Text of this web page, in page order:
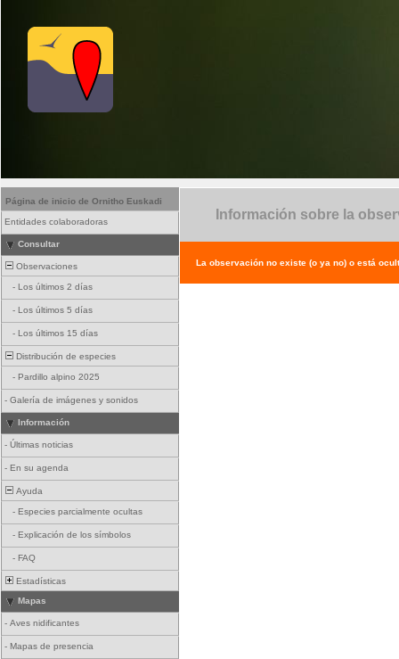
Página de inicio de Ornitho Euskadi
Entidades colaboradoras
Consultar
Observaciones
- Los últimos 2 días
- Los últimos 5 días
- Los últimos 15 días
Distribución de especies
- Pardillo alpino 2025
- Galería de imágenes y sonidos
Información
- Últimas noticias
- En su agenda
Ayuda
- Especies parcialmente ocultas
- Explicación de los símbolos
- FAQ
Estadísticas
Mapas
- Aves nidificantes
- Mapas de presencia
Información sobre la
La observación no existe (o ya no) o está